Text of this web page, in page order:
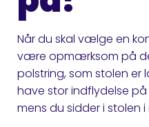
Når du skal vælge en
være opmærksom på
polstring, som stolen er
have stor indflydelse
mens du sidder i stolen